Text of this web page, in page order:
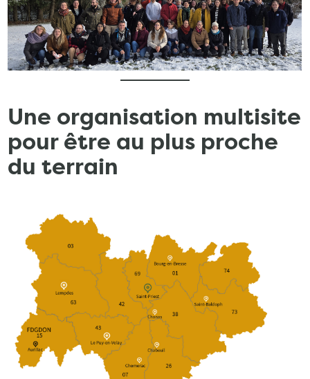
Une organisation multisite
pour être au plus proche
du terrain